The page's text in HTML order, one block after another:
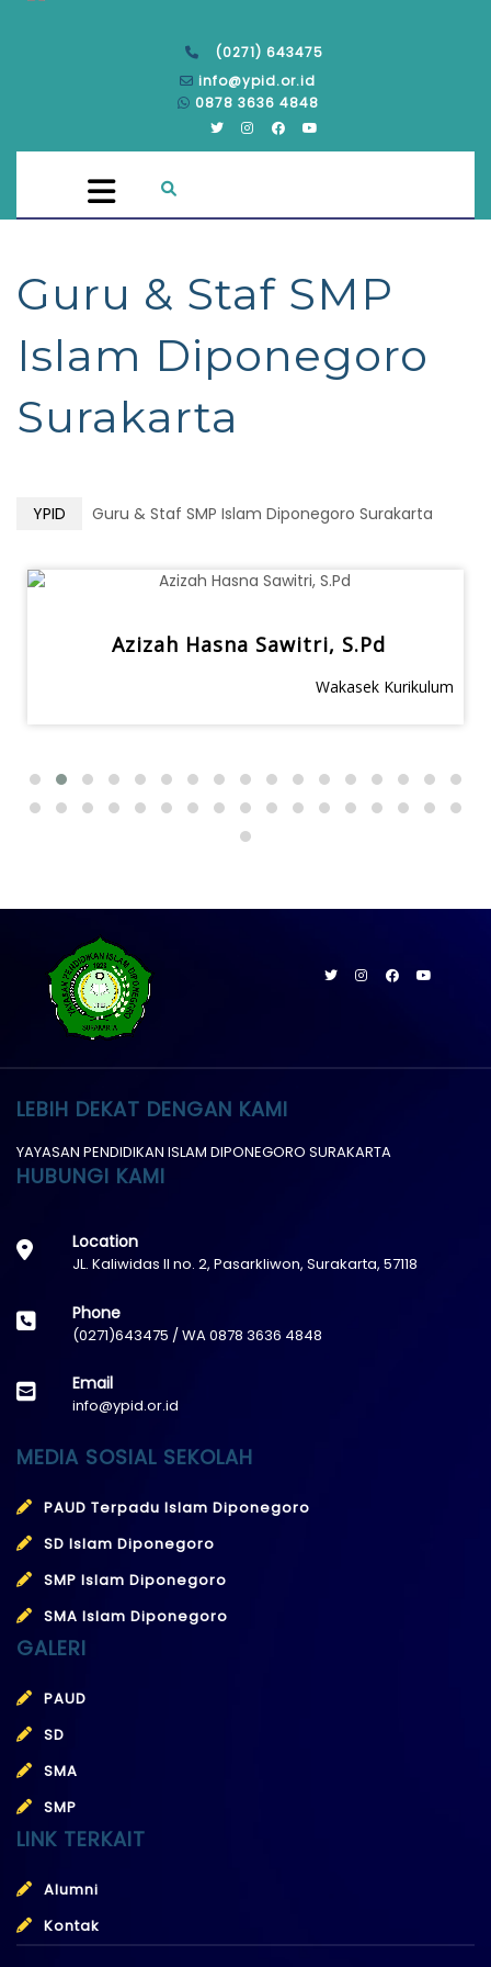
(0271) 643475
info@ypid.or.id
0878 3636 4848
Guru & Staf SMP
Islam Diponegoro
Surakarta
YPID Guru & Staf SMP Islam Diponegoro Surakarta
Azizah Hasna Sawitri, S.Pd
Wakasek Kurikulum
LEBIH DEKAT DENGAN KAMI
YAYASAN PENDIDIKAN ISLAM DIPONEGORO SURAKARTA
HUBUNGI KAMI
Location
JL. Kaliwidas II no. 2, Pasarkliwon, Surakarta, 57118
Phone
(0271)643475 / WA 0878 3636 4848
Email
info@ypid.or.id
MEDIA SOSIAL SEKOLAH
PAUD Terpadu Islam Diponegoro
SD Islam Diponegoro
SMP Islam Diponegoro
SMA Islam Diponegoro
GALERI
PAUD
SD
SMA
SMP
LINK TERKAIT
Alumni
Kontak